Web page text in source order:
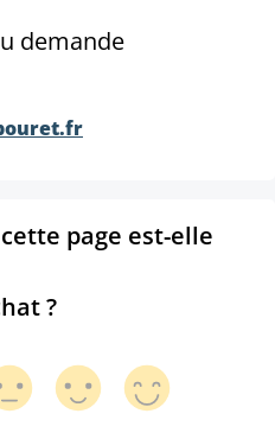
demande
page est-elle
?